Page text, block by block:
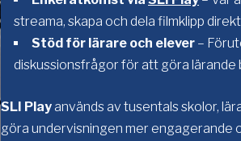
streama, skapa och dela filmklipp
Stöd för lärare och elever –
diskussionsfrågor för att göra
SLI Play används av tusentals skolor,
göra undervisningen mer engagerande